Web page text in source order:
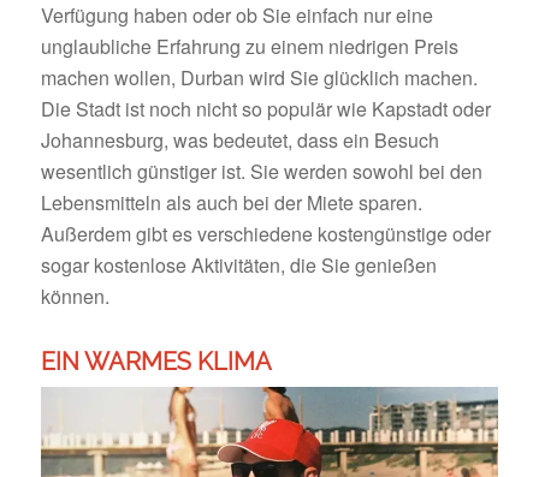
Verfügung haben oder ob Sie einfach nur eine
unglaubliche Erfahrung zu einem niedrigen Preis
machen wollen, Durban wird Sie glücklich machen.
Die Stadt ist noch nicht so populär wie Kapstadt oder
Johannesburg, was bedeutet, dass ein Besuch
wesentlich günstiger ist. Sie werden sowohl bei den
Lebensmitteln als auch bei der Miete sparen.
Außerdem gibt es verschiedene kostengünstige oder
sogar kostenlose Aktivitäten, die Sie genießen
können.
EIN WARMES KLIMA